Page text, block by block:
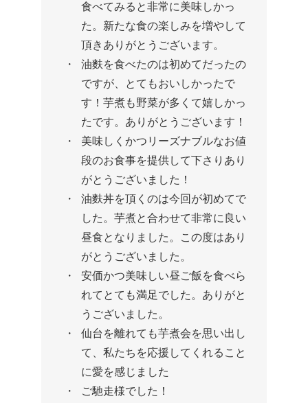
食べてみると非常に美味しかっ
た。新たな食の楽しみを増やして
頂きありがとうございます。
油麩を食べたのは初めてだったの
ですが、とてもおいしかったで
す！芋煮も野菜が多くて嬉しかっ
たです。ありがとうございます！
美味しくかつリーズナブルなお値
段のお食事を提供して下さりあり
がとうございました！
油麩丼を頂くのは今回が初めてで
した。芋煮と合わせて非常に良い
昼食となりました。この度はあり
がとうございました。
安価かつ美味しい昼ご飯を食べら
れてとても満足でした。ありがと
うございました。
仙台を離れても芋煮会を思い出し
て、私たちを応援してくれること
に愛を感じました
ご馳走様でした！